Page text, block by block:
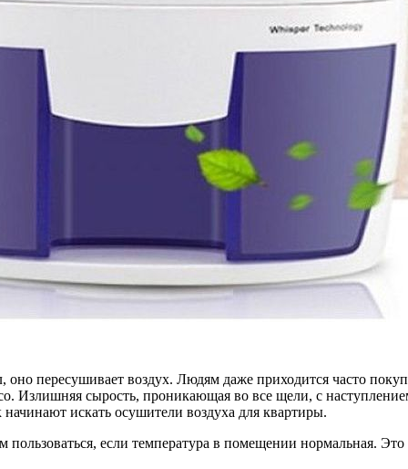
пересушивает воздух. Людям даже приходится часто
Излишняя сырость, проникающая во все щели, с
искать осушители воздуха для квартиры.
если температура в помещении нормальная.